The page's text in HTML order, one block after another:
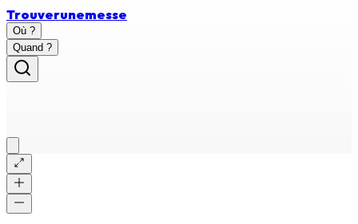
Trouverunemesse
Où ?
Quand ?